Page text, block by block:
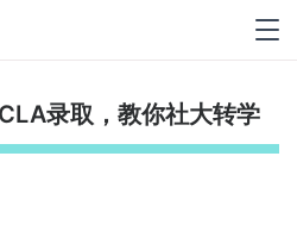
录取，教你社大转学